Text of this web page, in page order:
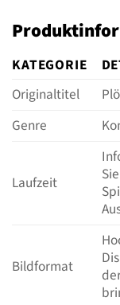
KATEGORIE
Originaltitel
Genre
Laufzeit
Bildformat